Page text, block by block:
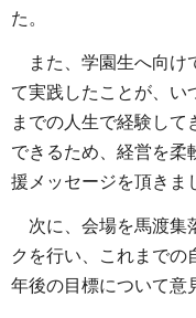
た。
また、学園生へ向け
て実践したことが、い
までの人生で経験して
できるため、経営を柔
援メッセージを頂きま
次に、会場を馬渡集
クを行い、これまでの
年後の目標について意